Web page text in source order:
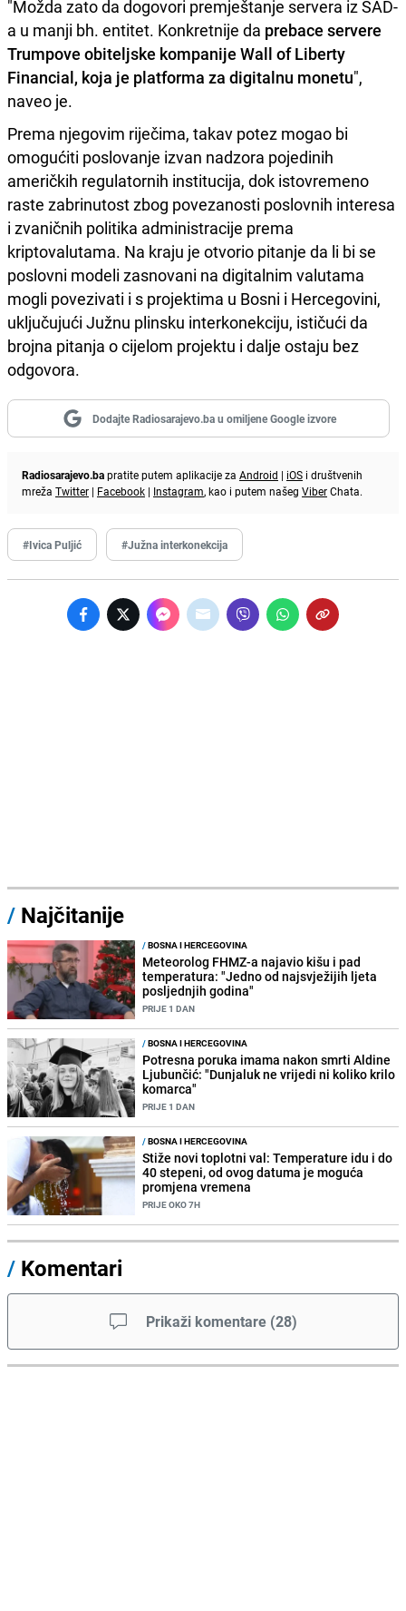
"Možda zato da dogovori premještanje servera iz SAD-
a u manji bh. entitet. Konkretnije da prebace servere
Trumpove obiteljske kompanije Wall of Liberty
Financial, koja je platforma za digitalnu monetu",
naveo je.
Prema njegovim riječima, takav potez mogao bi
omogućiti poslovanje izvan nadzora pojedinih
američkih regulatornih institucija, dok istovremeno
raste zabrinutost zbog povezanosti poslovnih interesa
i zvaničnih politika administracije prema
kriptovalutama. Na kraju je otvorio pitanje da li bi se
poslovni modeli zasnovani na digitalnim valutama
mogli povezivati i s projektima u Bosni i Hercegovini,
uključujući Južnu plinsku interkonekciju, ističući da
brojna pitanja o cijelom projektu i dalje ostaju bez
odgovora.
Dodajte Radiosarajevo.ba u omiljene Google izvore
Radiosarajevo.bapratite putem aplikacije za Android | iOS i društvenih
mreža Twitter | Facebook | Instagram, kao i putem našeg ViberChata.
#Ivica Puljić #Južna interkonekcija
/ Najčitanije
/BOSNA I HERCEGOVINA
Meteorolog FHMZ-a najavio kišu i pad
temperatura: "Jedno od najsvježijih ljeta
posljednjih godina"
PRIJE 1 DAN
/BOSNA I HERCEGOVINA
Potresna poruka imama nakon smrti Aldine
Ljubunčić: "Dunjaluk ne vrijedi ni koliko krilo
komarca"
PRIJE 1 DAN
/BOSNA I HERCEGOVINA
Stiže novi toplotni val: Temperature idu i do
40 stepeni, od ovog datuma je moguća
promjena vremena
PRIJE OKO 7H
/ Komentari
Prikaži komentare (28)